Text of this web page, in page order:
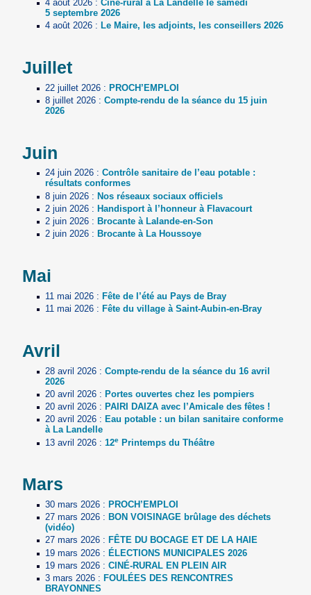
4 août 2026: Ciné-rural à La Landelle le samedi
5 septembre 2026
4 août 2026: Le Maire, les adjoints, les conseillers 2026
Juillet
22 juillet 2026: PROCH’EMPLOI
8 juillet 2026: Compte-rendu de la séance du 15 juin
2026
Juin
24 juin 2026: Contrôle sanitaire de l’eau potable :
résultats conformes
8 juin 2026: Nos réseaux sociaux officiels
2 juin 2026: Handisport à l’honneur à Flavacourt
2 juin 2026: Brocante à Lalande-en-Son
2 juin 2026: Brocante à La Houssoye
Mai
11 mai 2026: Fête de l’été au Pays de Bray
11 mai 2026: Fête du village à Saint-Aubin-en-Bray
Avril
28 avril 2026: Compte-rendu de la séance du 16 avril
2026
20 avril 2026: Portes ouvertes chez les pompiers
20 avril 2026: PAIRI DAIZA avec l’Amicale des fêtes !
20 avril 2026: Eau potable : un bilan sanitaire conforme
à La Landelle
13 avril 2026: 12ePrintemps du Théâtre
Mars
30 mars 2026: PROCH’EMPLOI
27 mars 2026: BON VOISINAGE brûlage des déchets
(vidéo)
27 mars 2026: FÊTE DU BOCAGE ET DE LA HAIE
19 mars 2026: ÉLECTIONS MUNICIPALES 2026
19 mars 2026: CINÉ-RURAL EN PLEIN AIR
3 mars 2026: FOULÉES DES RENCONTRES
BRAYONNES